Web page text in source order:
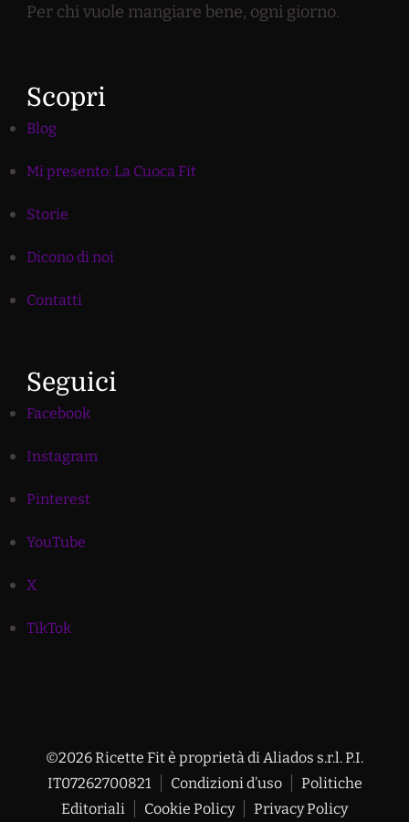
Per chi vuole mangiare bene, ogni giorno.
Scopri
Blog
Mi presento: La Cuoca Fit
Storie
Dicono di noi
Contatti
Seguici
Facebook
Instagram
Pinterest
YouTube
X
TikTok
©2026 Ricette Fit è proprietà di Aliados s.r.l. P.I.
IT07262700821
Condizioni d’uso
Politiche
Editoriali
Cookie Policy Privacy Policy